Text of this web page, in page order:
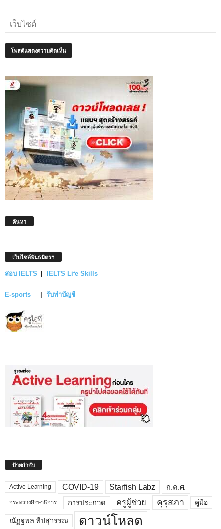
ค้นหา
เว็บไซต์พันธมิตรฯ
สอบ IELTS IELTS Life Skills
E-sports รับทำบัญชี
ป้ายกำกับ
Active Learning COVID-19 Starfish Labz ก.ค.ศ.
กระทรวงศึกษาธิการ การประกวด ครูผู้ช่วย คุรุสภา คู่มือ
ณัฏฐพล ทีปสุวรรณ ดาวน์โหลด